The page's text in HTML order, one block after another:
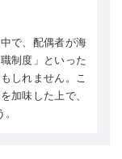
で、配偶者が海
制度」といった
しれません。こ
加味した上で、